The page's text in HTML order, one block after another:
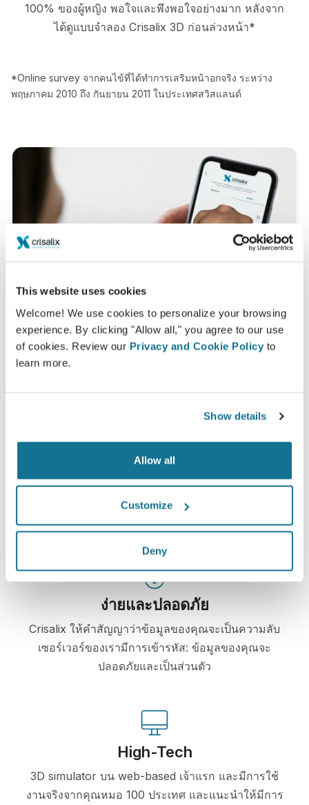
This website uses cookies
Welcome! We use cookies to personalize your browsing
experience. By clicking "Allow all," you agree to our use
of cookies. Review our Privacy and Cookie Policy to
learn more.
Show details
Allow all
Customize
Deny
100% ของผู้หญิง พอใจและพึงพอใจอย่างมาก หลังจาก
ได้ดูแบบจำลอง Crisalix 3D ก่อนล่วงหน้า*
*Online survey จากคนไข้ที่ได้ทำการเสริมหน้าอกจริง ระหว่าง
พฤษภาคม 2010 ถึง กันยายน 2011 ในประเทศสวิสแลนด์
Crisalix คุณสามารถให้ครอบครัว เพื่อน หรือคนอื่นช่วยออก
พบคุณคนใหม่ทันที!
ง่ายและปลอดภัย
Crisalix ให้คำสัญญาว่าข้อมูลของคุณจะเป็นความลับ
เซอร์เวอร์ของเรามีการเข้ารหัส: ข้อมูลของคุณจะ
ปลอดภัยและเป็นส่วนตัว
High-Tech
3D simulator บน web-based เจ้าแรก และมีการใช้
งานจริงจากคุณหมอ 100 ประเทศ และแนะนำให้มีการ